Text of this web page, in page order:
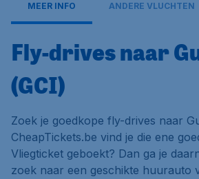
MEER INFO ANDERE VLUCHTEN
Fly-drives naar
(GCI)
Zoek je goedkope fly-drives naar
CheapTickets.be vind je die ene
Vliegticket geboekt? Dan ga je
zoek naar een geschikte huurauto